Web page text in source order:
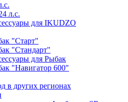
л.с.
для IKUDZO
"Старт"
"Стандарт"
для Рыбак
"Навигатор 600"
в других регионах